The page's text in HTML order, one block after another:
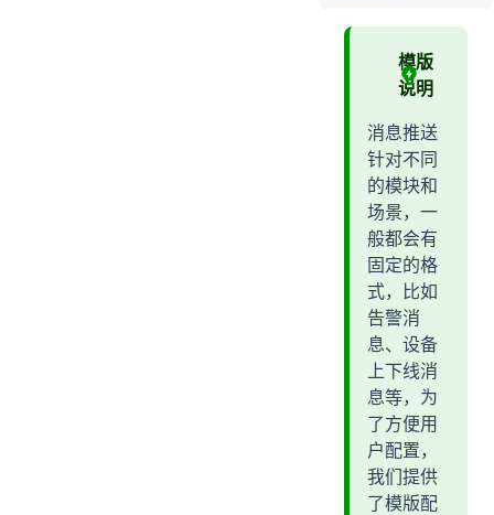
一、创建模版
二、调试模版
三、其他渠道示例
模版
说明
消息推送
针对不同
的模块和
场景，一
般都会有
固定的格
式，比如
告警消
息、设备
上下线消
息等，为
了方便用
户配置，
我们提供
了模版配